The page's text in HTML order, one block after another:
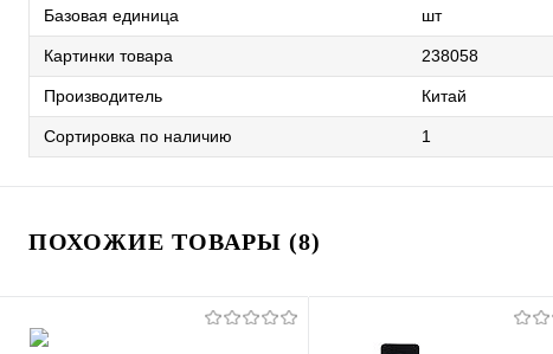
Базовая единица шт
Картинки товара 238058
Производитель Китай
Сортировка по наличию 1
ПОХОЖИЕ ТОВАРЫ (8)